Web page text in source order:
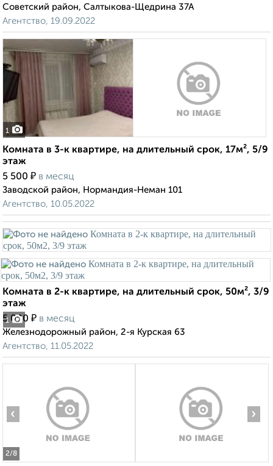
Советский район, Салтыкова-Щедрина 37А
Агентство, 19.09.2022
1
Комната в 3-к квартире, на длительный срок, 17м², 5/9
этаж
5 500 ₽ в месяц
Заводской район, Нормандия-Неман 101
Агентство, 10.05.2022
1
Комната в 2-к квартире, на длительный срок, 50м², 3/9
этаж
5 000 ₽ в месяц
Железнодорожный район, 2-я Курская 63
Агентство, 11.05.2022
2/8
‹ ›